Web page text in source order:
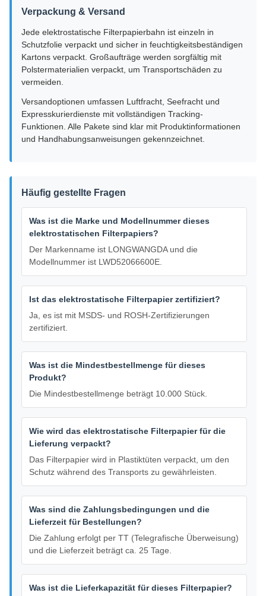
Verpackung & Versand
Jede elektrostatische Filterpapierbahn ist einzeln in
Schutzfolie verpackt und sicher in feuchtigkeitsbeständigen
Kartons verpackt. Großaufträge werden sorgfältig mit
Polstermaterialien verpackt, um Transportschäden zu
vermeiden.
Versandoptionen umfassen Luftfracht, Seefracht und
Expresskurierdienste mit vollständigen Tracking-
Funktionen. Alle Pakete sind klar mit Produktinformationen
und Handhabungsanweisungen gekennzeichnet.
Häufig gestellte Fragen
Was ist die Marke und Modellnummer dieses
elektrostatischen Filterpapiers?
Der Markenname ist LONGWANGDA und die
Modellnummer ist LWD52066600E.
Ist das elektrostatische Filterpapier zertifiziert?
Ja, es ist mit MSDS- und ROSH-Zertifizierungen
zertifiziert.
Was ist die Mindestbestellmenge für dieses
Produkt?
Die Mindestbestellmenge beträgt 10.000 Stück.
Wie wird das elektrostatische Filterpapier für die
Lieferung verpackt?
Das Filterpapier wird in Plastiktüten verpackt, um den
Schutz während des Transports zu gewährleisten.
Was sind die Zahlungsbedingungen und die
Lieferzeit für Bestellungen?
Die Zahlung erfolgt per TT (Telegrafische Überweisung)
und die Lieferzeit beträgt ca. 25 Tage.
Was ist die Lieferkapazität für dieses Filterpapier?